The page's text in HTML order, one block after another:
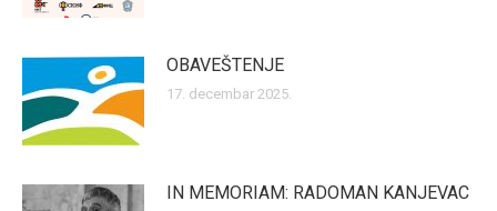
OBAVEŠTENJE
17. decembar 2025.
IN MEMORIAM: RADOMAN KANJEVAC